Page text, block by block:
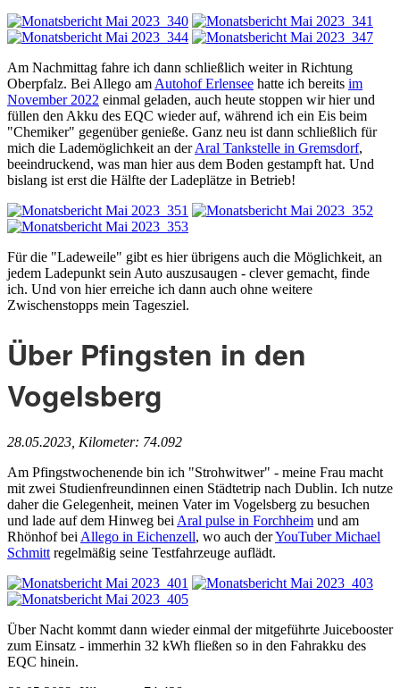
Am Nachmittag fahre ich dann schließlich weiter in Richtung
Oberpfalz. Bei Allego am Autohof Erlensee hatte ich bereits im
November 2022 einmal geladen, auch heute stoppen wir hier und
füllen den Akku des EQC wieder auf, während ich ein Eis beim
"Chemiker" gegenüber genieße. Ganz neu ist dann schließlich für
mich die Lademöglichkeit an derAral Tankstelle in Gremsdorf,
beeindruckend, was man hier aus dem Boden gestampft hat. Und
bislang ist erst die Hälfte der Ladeplätze in Betrieb!
Für die "Ladeweile" gibt es hier übrigens auch die Möglichkeit, an
jedem Ladepunkt sein Auto auszusaugen - clever gemacht, finde
ich. Und von hier erreiche ich dann auch ohne weitere
Zwischenstopps mein Tagesziel.
Über Pfingsten in den
Vogelsberg
28.05.2023, Kilometer: 74.092
Am Pfingstwochenende bin ich "Strohwitwer" - meine Frau macht
mit zwei Studienfreundinnen einen Städtetrip nach Dublin. Ich nutze
daher die Gelegenheit, meinen Vater im Vogelsberg zu besuchen
und lade auf dem Hinweg bei Aral pulse in Forchheim und am
Rhönhof bei Allego in Eichenzell, wo auch derYouTuber Michael
Schmitt regelmäßig seine Testfahrzeuge auflädt.
Über Nacht kommt dann wieder einmal der mitgeführte Juicebooster
zum Einsatz - immerhin 32 kWh fließen so in den Fahrakku des
EQC hinein.